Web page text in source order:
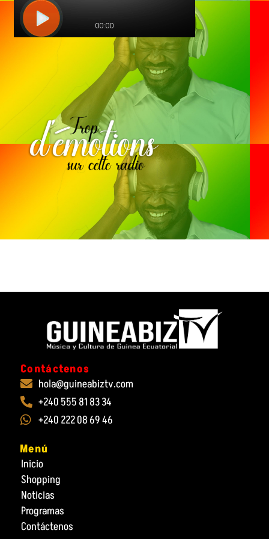
Contáctenos
hola@guineabiztv.com
+240 555 81 83 34
+240 222 08 69 46
Menú
Inicio
Shopping
Noticias
Programas
Contáctenos